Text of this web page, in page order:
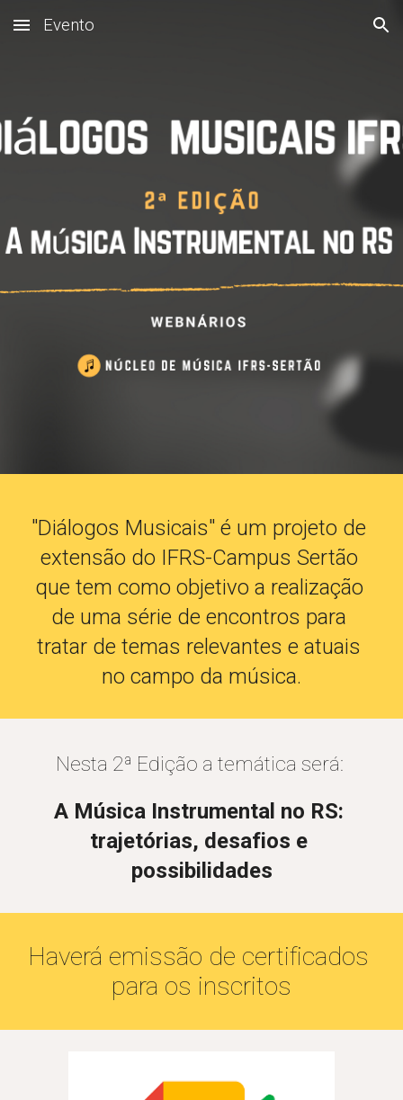
Skip to main content Skip to navigation
Evento
"Diálogos Musicais" é um projeto de
extensão do IFRS-Campus Sertão
que tem como objetivo a realização
de uma série de encontros para
tratar de temas relevantes e atuais
no campo da música.
Nesta 2ª Edição a temática será:
A Música Instrumental no RS:
trajetórias, desafios e
possibilidades
Haverá emissão de certificados
para os inscritos